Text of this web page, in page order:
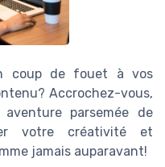
coup de fouet à vos
Accrochez-vous,
parsemée de
votre créativité et
jamais auparavant!